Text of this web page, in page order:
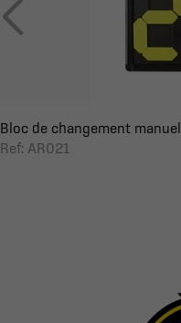
Bloc de changement manuel
Ref: AR021